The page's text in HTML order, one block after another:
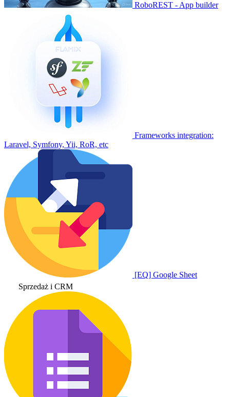
RoboREST - App builder
Frameworks integration:
Laravel, Symfony, Yii, RoR, etc
[EQ] Google Sheet
Sprzedaż i CRM